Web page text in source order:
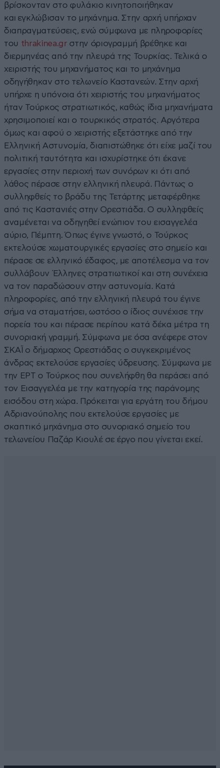
βρίσκονταν στο φυλάκιο κινητοποιήθηκαν
και εγκλώβισαν το μηχάνημα. Στην αρχή υπήρχαν
διαπραγματεύσεις, ενώ σύμφωνα με πληροφορίες
του thrakinea.gr στην όριογραμμή βρέθηκε και
διερμηνέας από την πλευρά της Τουρκίας. Τελικά ο
χειριστής του μηχανήματος και το μηχάνημα
οδηγήθηκαν στο τελωνείο Καστανεών. Στην αρχή
υπήρχε η υπόνοια ότι χειριστής του μηχανήματος
ήταν Τούρκος στρατιωτικός, καθώς ίδια μηχανήματα
χρησιμοποιεί και ο τουρκικός στρατός. Αργότερα
όμως και αφού ο χειριστής εξετάστηκε από την
Ελληνική Αστυνομία, διαπιστώθηκε ότι είχε μαζί του
πολιτική ταυτότητα και ισχυρίστηκε ότι έκανε
εργασίες στην περιοχή των συνόρων κι ότι από
λάθος πέρασε στην ελληνική πλευρά. Πάντως ο
συλληφθείς το βράδυ της Τετάρτης μεταφέρθηκε
από τις Καστανιές στην Ορεστιάδα. Ο συλληφθείς
αναμένεται να οδηγηθεί ενώπιον του εισαγγελέα
αύριο, Πέμπτη. Όπως έγινε γνωστό, ο Τούρκος
εκτελούσε χωματουργικές εργασίες στο σημείο και
πέρασε σε ελληνικό έδαφος, με αποτέλεσμα να τον
συλλάβουν Έλληνες στρατιωτικοί και στη συνέχεια
να τον παραδώσουν στην αστυνομία. Κατά
πληροφορίες, από την ελληνική πλευρά του έγινε
σήμα να σταματήσει, ωστόσο ο ίδιος συνέχισε την
πορεία του και πέρασε περίπου κατά δέκα μέτρα τη
συνοριακή γραμμή. Σύμφωνα με όσα ανέφερε στον
ΣΚΑΪ ο δήμαρχος Ορεστιάδας ο συγκεκριμένος
άνδρας εκτελούσε εργασίες ύδρευσης. Σύμφωνα με
την ΕΡΤ ο Τούρκος που συνελήφθη θα περάσει από
τον Εισαγγελέα με την κατηγορία της παράνομης
εισόδου στη χώρα. Πρόκειται για εργάτη του δήμου
Αδριανούπολης που εκτελούσε εργασίες με
σκαπτικό μηχάνημα στο συνοριακό σημείο του
τελωνείου Παζάρ Κιουλέ σε έργο που γίνεται εκεί.